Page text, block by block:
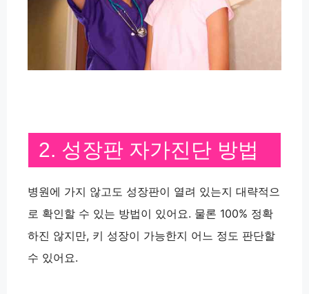
2. 성장판 자가진단 방법
병원에 가지 않고도 성장판이 열려 있는지 대략적으
로 확인할 수 있는 방법이 있어요. 물론 100% 정확
하진 않지만, 키 성장이 가능한지 어느 정도 판단할
수 있어요.